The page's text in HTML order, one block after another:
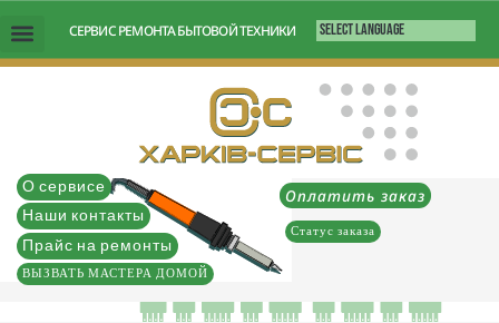
содержимому
СЕРВИС РЕМОНТА БЫТОВОЙ ТЕХНИКИ
О сервисе
Наши контакты
Прайс на ремонты
ВЫЗВАТЬ МАСТЕРА ДОМОЙ
Статус заказа
Оплатить заказ